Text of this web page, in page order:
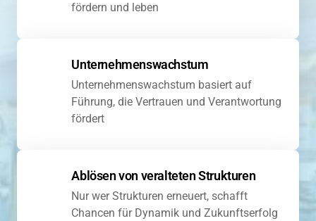
fördern und leben
Unternehmenswachstum
Unternehmenswachstum basiert auf
Führung, die Vertrauen und Verantwortung
fördert
Ablösen von veralteten Strukturen
Nur wer Strukturen erneuert, schafft
Chancen für Dynamik und Zukunftserfolg